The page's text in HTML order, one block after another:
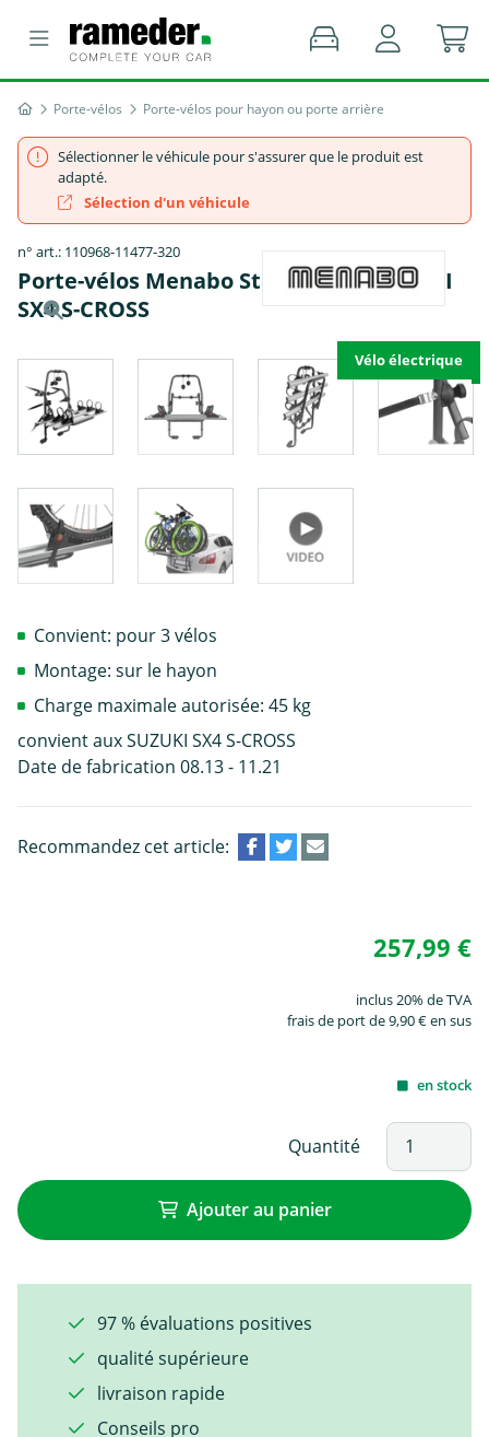
Porte-vélos Porte-vélos pour hayon ou porte arrière
Sélectionner le véhicule pour s'assurer que le produit est
adapté.
Sélection d'un véhicule
n° art.: 110968-11477-320
Porte-vélos Menabo Stand Up 3 - SUZUKI
SX4 S-CROSS
Vélo électrique
Convient: pour 3 vélos
Montage: sur le hayon
Charge maximale autorisée: 45 kg
convient aux SUZUKI SX4 S-CROSS
Date de fabrication 08.13 - 11.21
Recommandez cet article:
257,99 €
inclus 20% de TVA
frais de port de 9,90 € en sus
en stock
Quantité
Ajouter au panier
97 % évaluations positives
qualité supérieure
livraison rapide
Conseils pro